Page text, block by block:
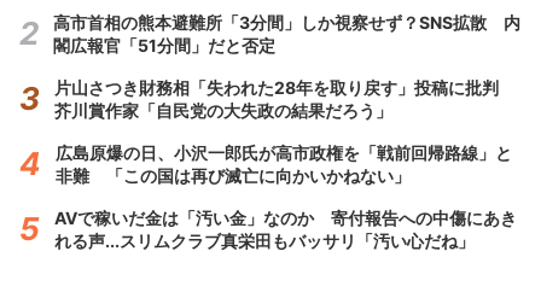
高市首相の熊本避難所「3分間」しか視察せず？SNS拡散 内
閣広報官「51分間」だと否定
片山さつき財務相「失われた28年を取り戻す」投稿に批判
芥川賞作家「自民党の大失政の結果だろう」
広島原爆の日、小沢一郎氏が高市政権を「戦前回帰路線」と
非難 「この国は再び滅亡に向かいかねない」
AVで稼いだ金は「汚い金」なのか 寄付報告への中傷にあき
れる声...スリムクラブ真栄田もバッサリ「汚い心だね」